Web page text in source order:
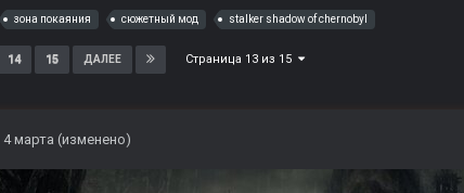
зона покаяния сюжетный мод stalker shadow of chernobyl
14 15 ДАЛЕЕ Страница 13 из 15
4 марта (изменено)